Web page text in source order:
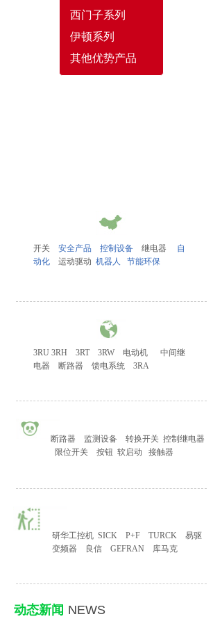
西门子系列
伊顿系列
其他优势产品
开关 安全产品 控制设备 继电器
自
动化
运动驱动 机器人 节能环保
3RU 3RH 3RT 3RW 电动机
中间继
电器
断路器 馈电系统 3RA
断路器 监测设备 转换开关 控制继电器
限位开关
按钮 软启动 接触器
研华工控机 SICK P+F TURCK
易驱
变频器
良信 GEFRAN 库马克
动态新闻 NEWS